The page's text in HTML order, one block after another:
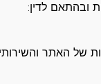
ובהתאם לדין:
של האתר